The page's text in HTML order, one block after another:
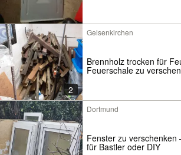
2
Gelsenkirchen
Brennholz trocken für
Feuerschale zu
Dortmund
Fenster zu verschenken
für Bastler oder DIY